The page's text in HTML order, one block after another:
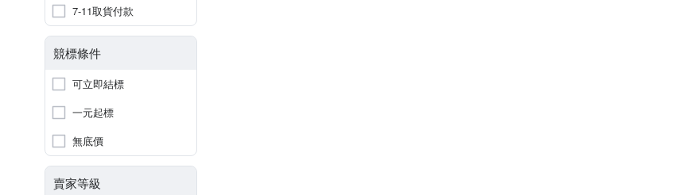
7-11取貨付款
競標條件
可立即結標
一元起標
無底價
賣家等級